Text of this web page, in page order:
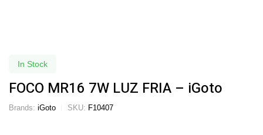
In Stock
FOCO MR16 7W LUZ FRIA – iGoto
Brands: iGoto SKU: F10407